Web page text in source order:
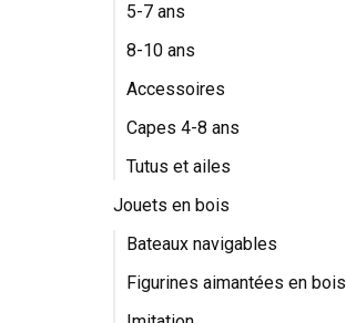
5-7 ans
8-10 ans
Accessoires
Capes 4-8 ans
Tutus et ailes
Jouets en bois
Bateaux navigables
Figurines aimantées en bois